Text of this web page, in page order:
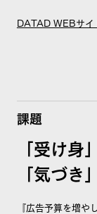
DATAD WEBサイ
課題
「受け
「気づき
『広告予算を増や